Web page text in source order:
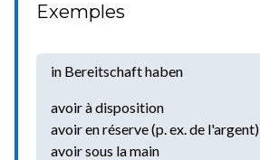
Exemples
in Bereitschaft haben
avoir à disposition
avoir en réserve (p. ex. de l'argent)
avoir sous la main